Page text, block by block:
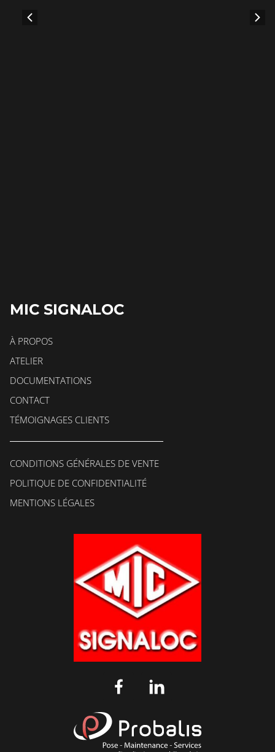
MIC SIGNALOC
À PROPOS
ATELIER
DOCUMENTATIONS
CONTACT
TÉMOIGNAGES CLIENTS
CONDITIONS GÉNÉRALES DE VENTE
POLITIQUE DE CONFIDENTIALITÉ
MENTIONS LÉGALES